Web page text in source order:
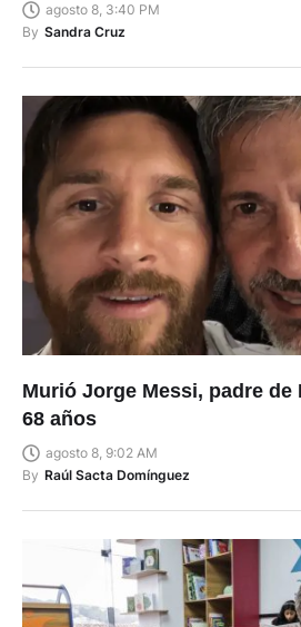
agosto 8, 3:40 PM
By Sandra Cruz
Murió Jorge Messi, padre
68 años
agosto 8, 9:02 AM
By Raúl Sacta Domínguez